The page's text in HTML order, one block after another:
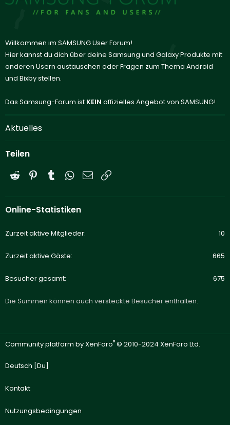
Willkommen im SAMSUNG User Forum!
Hier kannst du dich über deine Samsung und Galaxy Produkte mit
anderen Usern austauschen oder Fragen zum Thema Android
und Bixby stellen.
Das Samsung-Forum ist KEIN offizielles Angebot von SAMSUNG!
Aktuelles
Teilen
Reddit PinterestTumblrWhatsApp
E-Mail
Online-Statistiken
Zurzeit aktive Mitglieder 10
Zurzeit aktive Gäste 665
Besucher gesamt 675
Die Summen können auch versteckte Besucher enthalten.
Community platform by XenForo® © 2010-2024 XenForo Ltd.
Deutsch [Du]
Kontakt
Nutzungsbedingungen